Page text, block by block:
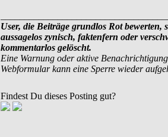
User, die Beiträge grundlos Rot
aussagelos zynisch, faktenfern oder
kommentarlos gelöscht.
Eine Warnung oder aktive
Webformular kann eine Sperre wieder
Findest Du dieses Posting gut?